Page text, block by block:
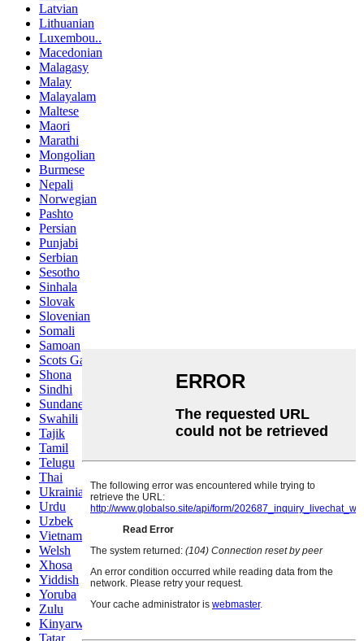
Latvian
Lithuanian
Luxembou..
Macedonian
Malagasy
Malay
Malayalam
Maltese
Maori
Marathi
Mongolian
Burmese
Nepali
Norwegian
Pashto
Persian
Punjabi
Serbian
Sesotho
Sinhala
Slovak
Slovenian
Somali
Samoan
Scots Gaelic
Shona
Sindhi
Sundanese
Swahili
Tajik
Tamil
Telugu
Thai
Ukrainian
Urdu
Uzbek
Vietnamese
Welsh
Xhosa
Yiddish
Yoruba
Zulu
Kinyarwanda
Tatar